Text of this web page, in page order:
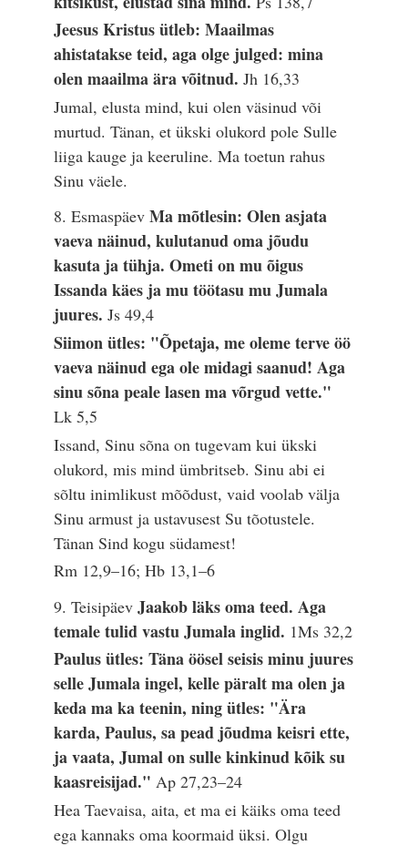
Jeesus Kristus ütleb: Maailmas
ahistatakse teid, aga olge julged: mina
olen maailma ära võitnud.Jh 16,33
Jumal, elusta mind, kui olen väsinud või
murtud. Tänan, et ükski olukord pole Sulle
liiga kauge ja keeruline. Ma toetun rahus
Sinu väele.
8. EsmaspäevMa mõtlesin: Olen asjata
vaeva näinud, kulutanud oma jõudu
kasuta ja tühja. Ometi on mu õigus
Issanda käes ja mu töötasu mu Jumala
juures.Js 49,4
Siimon ütles: "Õpetaja, me oleme terve öö
vaeva näinud ega ole midagi saanud! Aga
sinu sõna peale lasen ma võrgud vette."
Lk 5,5
Issand, Sinu sõna on tugevam kui ükski
olukord, mis mind ümbritseb. Sinu abi ei
sõltu inimlikust mõõdust, vaid voolab välja
Sinu armust ja ustavusest Su tõotustele.
Tänan Sind kogu südamest!
Rm 12,9–16; Hb 13,1–6
9. TeisipäevJaakob läks oma teed. Aga
temale tulid vastu Jumala inglid. 1Ms 32,2
Paulus ütles: Täna öösel seisis minu juures
selle Jumala ingel, kelle päralt ma olen ja
keda ma ka teenin, ning ütles: "Ära
karda, Paulus, sa pead jõudma keisri ette,
ja vaata, Jumal on sulle kinkinud kõik su
kaasreisijad."Ap 27,23–24
Hea Taevaisa, aita, et ma ei käiks oma teed
ega kannaks oma koormaid üksi. Olgu